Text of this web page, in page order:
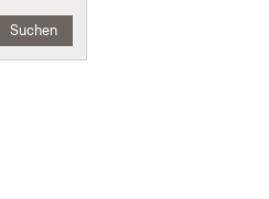
Suchen